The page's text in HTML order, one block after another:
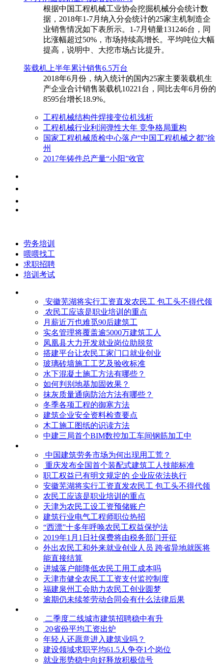
根据中国工程机械工业协会挖掘机械分会统计数
据，2018年1-7月纳入分会统计的25家主机制造企
业销售情况如下表所示。1-7月销量131246台，同
比涨幅超过50%，市场持续高增长。平均吨位大幅
提高，说明中、大挖市场占比提升。
装载机上半年累计销售6.5万台
​2018年6月份，纳入统计的国内25家主要装载机生
产企业合计销售装载机10221台，同比去年6月份的
8595台增长18.9%。
工程机械结构件焊接变位机浅析
工程机械行业利润弹性大年 竞争格局重构
国家工程机械质检中心落户“中国工程机械之都”徐
州
2017年铸件总产量“小阳”收官
劳务培训
喂喂找工
求职招聘
培训考试
安徽芜湖将实行工资直发农民工 包工头不得代领
农民工应该是职业培训的重点
月薪近万也难觅90后建筑工
实名管理将覆盖逾5000万建筑工人
凤凰县大力开发就业岗位助脱贫
搭建平台让农民工家门口就业创业
玻璃砖墙施工工艺及验收标准
水下混凝土施工方法有哪些？
如何判别地基加固效果？
抹灰质量通病防治方法有哪些？
冬季各项工程的御寒​方法
建筑企业安全资料检查要点
木工施工图纸的识读方法
中建三局首个BIM数控加工车间钢筋加工中
中国建筑劳务市场为何出现用工荒？
重庆发布全国首个装配式建筑工人技能标准
职工权益已有明文规定的 企业应依法执行
安徽芜湖将实行工资直发农民工 包工头不得代领
农民工应该是职业培训的重点
天津为农民工设工资预储账户
建筑行业电气工程师职位热招
“西漂”十多年呼唤农民工权益保护法
2019年1月1日社保费将由税务部门开征
外出农民工和外来就业创业人员 跨省异地就医将
能直接结算
进城落户能降低农民工用工成本吗
天津市健全农民工工资支付监控制度
福建泉州工会助力农民工创业圆梦
逾期仍未续签劳动合同会有什么法律后果
二季度二线城市建筑招聘稳中有升
20省份平均工资出炉
年轻人还愿意进入建筑业吗？
建设领域求职平均61.5人争夺1个岗位
就业形势稳中向好释放积极信号